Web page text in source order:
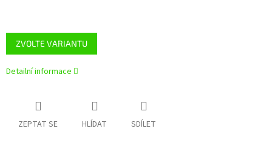
ZVOLTE VARIANTU
Detailní informace
ZEPTAT SE HLÍDAT SDÍLET